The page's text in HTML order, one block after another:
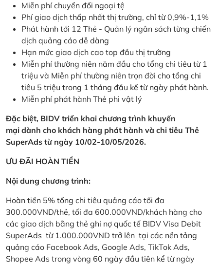
Miễn phí chuyển đổi ngoại tệ
Phí giao dịch thấp nhất thị trường, chỉ từ 0,9%-1,1%
Phát hành tới 12 Thẻ - Quản lý ngân sách từng chiến
dịch quảng cáo dễ dàng
Hạn mức giao dịch cao top đầu thị trường
Miễn phí thường niên năm đầu cho tổng chi tiêu từ 1
triệu và Miễn phí thường niên trọn đời cho tổng chi
tiêu 5 triệu trong 1 tháng đầu kể từ ngày phát hành.
Miễn phí phát hành Thẻ phi vật lý
Đặc biệt, BIDV triển khai chương trình khuyến
mại dành cho khách hàng phát hành và chi tiêu Thẻ
SuperAds từ ngày 10/02-10/05/2026.
ƯU ĐÃI HOÀN TIỀN
Nội dung chương trình:
Hoàn tiền 5% tổng chi tiêu quảng cáo tối đa
300.000VND/thẻ, tối đa 600.000VND/khách hàng cho
các giao dịch bằng thẻ ghi nợ quốc tế BIDV Visa Debit
SuperAds từ 1.000.000VND trở lên tại các nền tảng
quảng cáo Facebook Ads, Google Ads, TikTok Ads,
Shopee Ads trong vòng 60 ngày đầu tiên kể từ ngày